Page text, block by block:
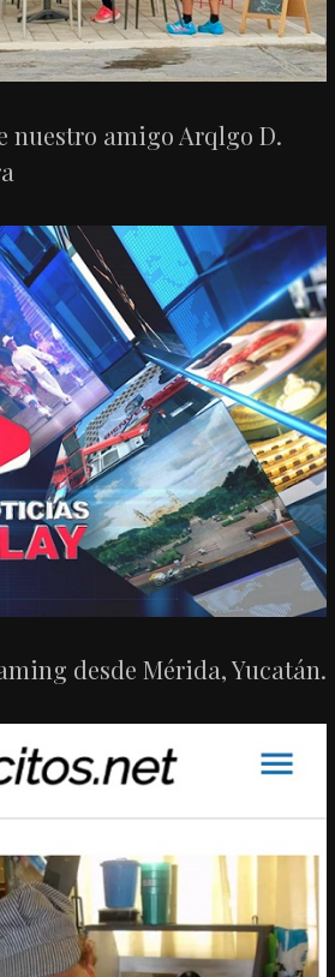
nuestro amigo Arqlgo D.
desde Mérida, Yucatán.